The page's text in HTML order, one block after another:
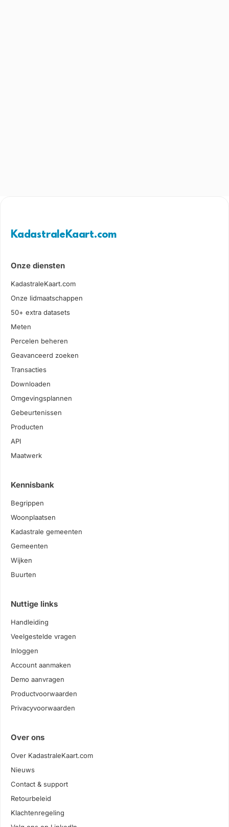
KadastraleKaart.com
Onze diensten
KadastraleKaart.com
Onze lidmaatschappen
50+ extra datasets
Meten
Percelen beheren
Geavanceerd zoeken
Transacties
Downloaden
Omgevingsplannen
Gebeurtenissen
Producten
API
Maatwerk
Kennisbank
Begrippen
Woonplaatsen
Kadastrale gemeenten
Gemeenten
Wijken
Buurten
Nuttige links
Handleiding
Veelgestelde vragen
Inloggen
Account aanmaken
Demo aanvragen
Productvoorwaarden
Privacyvoorwaarden
Over ons
Over KadastraleKaart.com
Nieuws
Contact & support
Retourbeleid
Klachtenregeling